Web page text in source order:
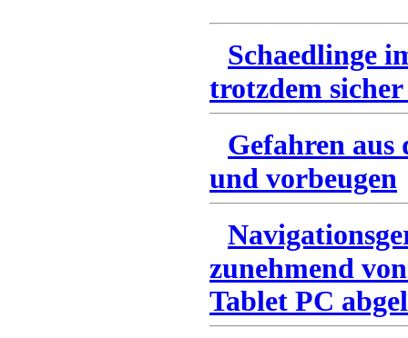
Schaedlinge
trotzdem
Gefahren
und vorbeugen
zunehmend
Tablet PC